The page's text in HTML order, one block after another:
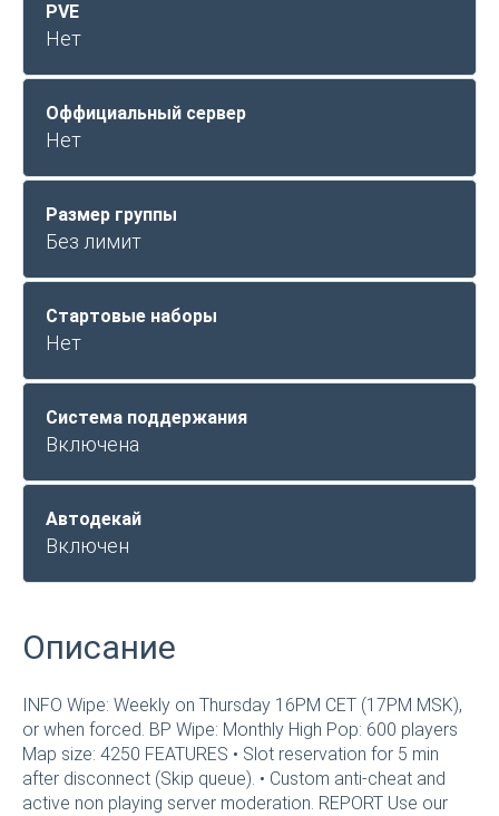
PVE
Нет
Оффициальный сервер
Нет
Размер группы
Без лимит
Стартовые наборы
Нет
Система поддержания
Включена
Автодекай
Включен
Описание
INFO Wipe: Weekly on Thursday 16PM CET (17PM MSK),
or when forced. BP Wipe: Monthly High Pop: 600 players
Map size: 4250 FEATURES • Slot reservation for 5 min
after disconnect (Skip queue). • Custom anti-cheat and
active non playing server moderation. REPORT Use our